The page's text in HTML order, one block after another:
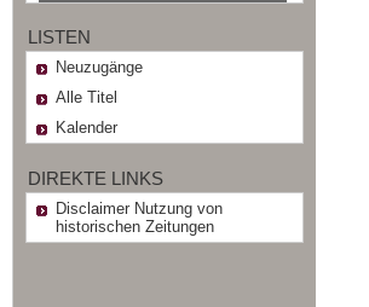
LISTEN
Neuzugänge
Alle Titel
Kalender
DIREKTE LINKS
Disclaimer Nutzung von
historischen Zeitungen